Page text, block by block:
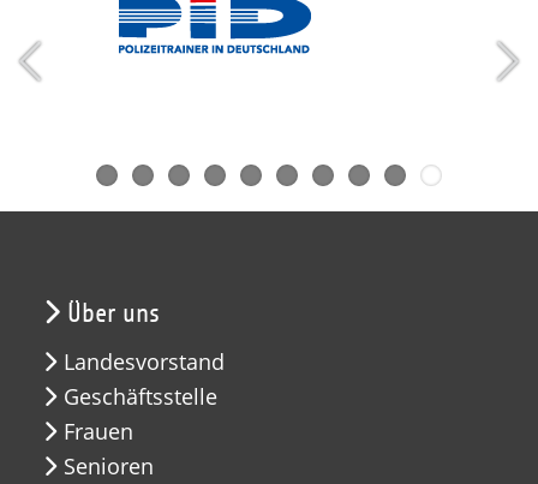
Über uns
Landesvorstand
Geschäftsstelle
Frauen
Senioren